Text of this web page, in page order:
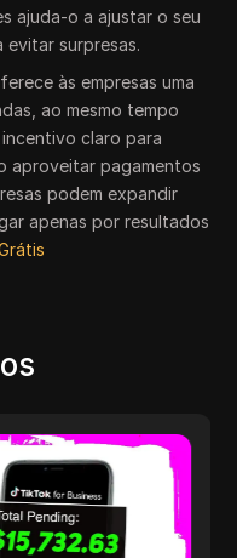
ajuda-o a ajustar o seu
surpresas.
às empresas uma
ao mesmo tempo
claro para
aproveitar pagamentos
podem expandir
apenas por resultados